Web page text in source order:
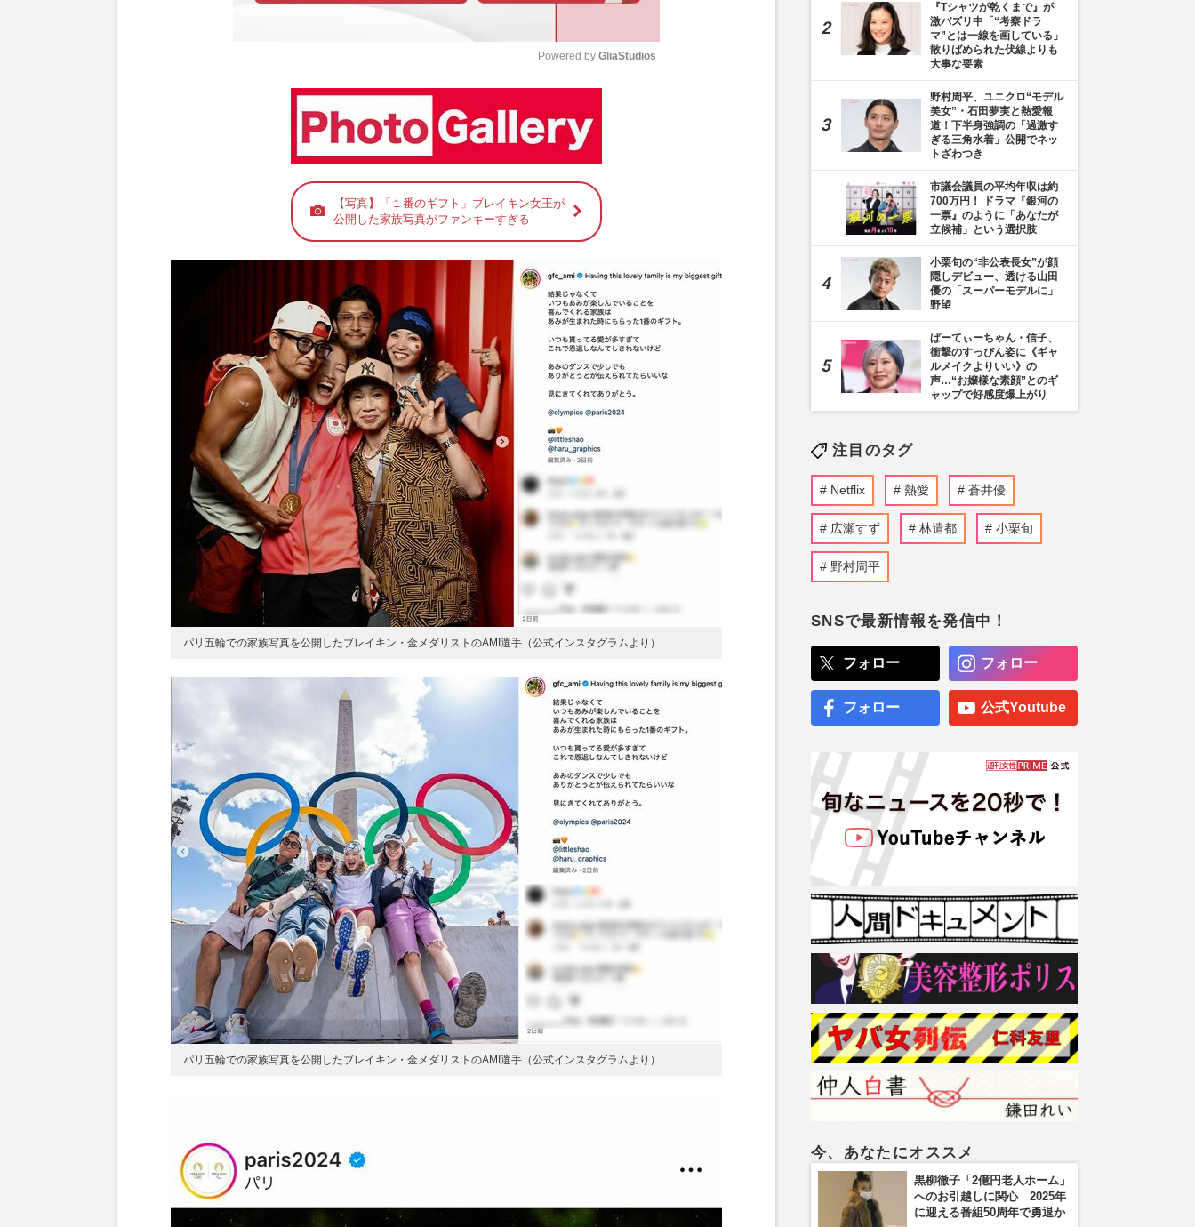
u
e
Powered by GliaStudios
【写真】「１番のギフト」ブレイキン女王が
公開した家族写真がファンキーすぎる
パリ五輪での家族写真を公開したブレイキン・金メダリストのAMI選手（公式インスタグラムより）
パリ五輪での家族写真を公開したブレイキン・金メダリストのAMI選手（公式インスタグラムより）
『Tシャツが乾くまで』が
激バズリ中「“考察ドラ
マ”とは一線を画している」
散りばめられた伏線よりも
大事な要素
野村周平、ユニクロ“モデル
美女”・石田夢実と熱愛報
道！下半身強調の「過激す
ぎる三角水着」公開でネッ
トざわつき
市議会議員の平均年収は約
700万円！ ドラマ『銀河の
一票』のように「あなたが
立候補」という選択肢
小栗旬の“非公表長女”が顔
隠しデビュー、透ける山田
優の「スーパーモデルに」
野望
ぱーてぃーちゃん・信子、
衝撃のすっぴん姿に《ギャ
ルメイクよりいい》の
声…“お嬢様な素顔”とのギ
ャップで好感度爆上がり
注目のタグ
Netflix 熱愛 蒼井優
広瀬すず 林遣都 小栗旬
野村周平
SNSで最新情報を発信中！
フォロー フォロー
フォロー 公式Youtube
今、あなたにオススメ
黒柳徹子「2億円老人ホーム」
へのお引越しに関心 2025年
に迎える番組50周年で勇退か